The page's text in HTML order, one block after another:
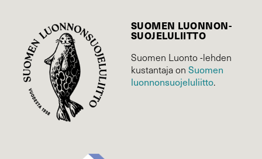
SUOMEN LUONNON­
SUOJELU­LIITTO
Suomen Luonto -lehden
kustantaja on Suomen
luonnonsuojelu­liitto.